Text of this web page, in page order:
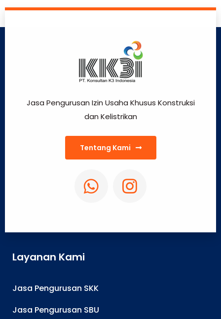
Jasa Pengurusan Izin Usaha Khusus Konstruksi
dan Kelistrikan
Tentang Kami
Layanan Kami
Jasa Pengurusan SKK
Jasa Pengurusan SBU